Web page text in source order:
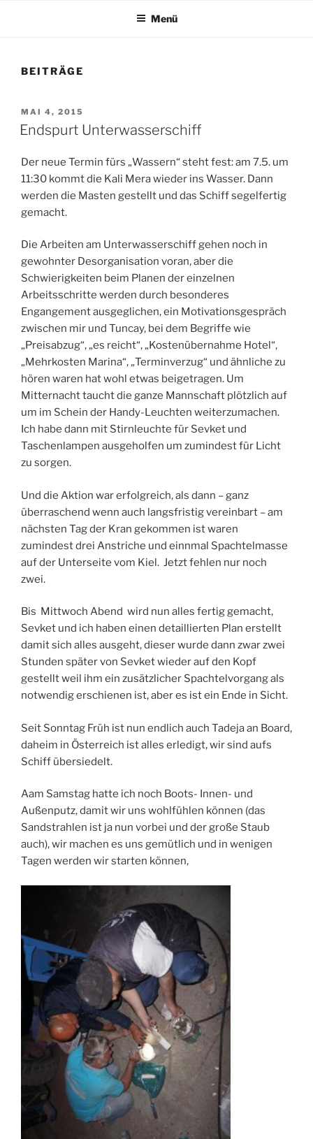
Menü
BEITRÄGE
VERÖFFENTLICHT
AM
MAI 4, 2015
Endspurt Unterwasserschiff
Der neue Termin fürs „Wassern“ steht fest: am 7.5. um
11:30 kommt die Kali Mera wieder ins Wasser. Dann
werden die Masten gestellt und das Schiff segelfertig
gemacht.
Die Arbeiten am Unterwasserschiff gehen noch in
gewohnter Desorganisation voran, aber die
Schwierigkeiten beim Planen der einzelnen
Arbeitsschritte werden durch besonderes
Engangement ausgeglichen, ein Motivationsgespräch
zwischen mir und Tuncay, bei dem Begriffe wie
„Preisabzug“, „es reicht“, „Kostenübernahme Hotel“,
„Mehrkosten Marina“, „Terminverzug“ und ähnliche zu
hören waren hat wohl etwas beigetragen. Um
Mitternacht taucht die ganze Mannschaft plötzlich auf
um im Schein der Handy-Leuchten weiterzumachen.
Ich habe dann mit Stirnleuchte für Sevket und
Taschenlampen ausgeholfen um zumindest für Licht
zu sorgen.
Und die Aktion war erfolgreich, als dann – ganz
überraschend wenn auch langsfristig vereinbart – am
nächsten Tag der Kran gekommen ist waren
zumindest drei Anstriche und einnmal Spachtelmasse
auf der Unterseite vom Kiel. Jetzt fehlen nur noch
zwei.
Bis Mittwoch Abend wird nun alles fertig gemacht,
Sevket und ich haben einen detaillierten Plan erstellt
damit sich alles ausgeht, dieser wurde dann zwar zwei
Stunden später von Sevket wieder auf den Kopf
gestellt weil ihm ein zusätzlicher Spachtelvorgang als
notwendig erschienen ist, aber es ist ein Ende in Sicht.
Seit Sonntag Früh ist nun endlich auch Tadeja an Board,
daheim in Österreich ist alles erledigt, wir sind aufs
Schiff übersiedelt.
Aam Samstag hatte ich noch Boots- Innen- und
Außenputz, damit wir uns wohlfühlen können (das
Sandstrahlen ist ja nun vorbei und der große Staub
auch), wir machen es uns gemütlich und in wenigen
Tagen werden wir starten können,